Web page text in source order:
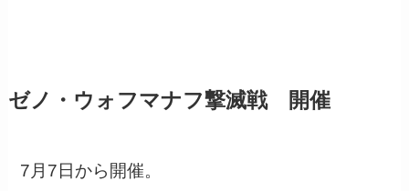
ゼノ・ウォフマナフ撃滅戦 開催
7月7日から開催。